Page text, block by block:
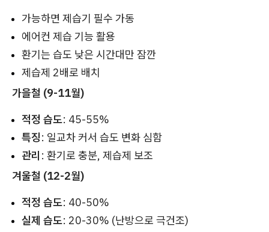
가능하면 제습기 필수 가동
에어컨 제습 기능 활용
환기는 습도 낮은 시간대만 잠깐
제습제 2배로 배치
가을철 (9-11월)
적정 습도: 45-55%
특징: 일교차 커서 습도 변화 심함
관리 : 환기로 충분, 제습제 보조
겨울철 (12-2월)
적정 습도: 40-50%
실제 습도: 20-30% (난방으로 극건조)